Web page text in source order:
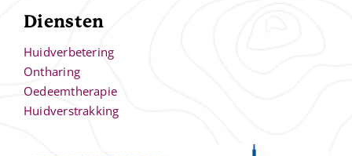
Diensten
Huidverbetering
Ontharing
Oedeemtherapie
Huidverstrakking